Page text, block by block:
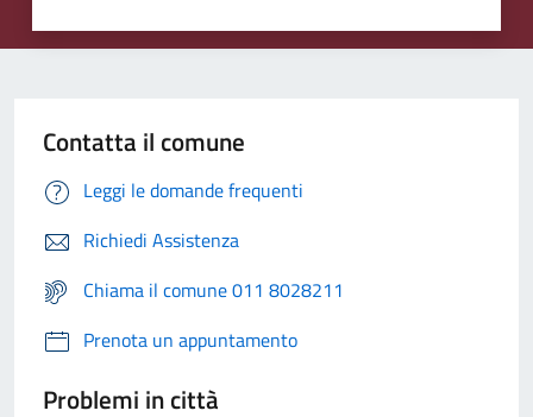
Contatta il comune
Leggi le domande frequenti
Richiedi Assistenza
Chiama il comune 011 8028211
Prenota un appuntamento
Problemi in città